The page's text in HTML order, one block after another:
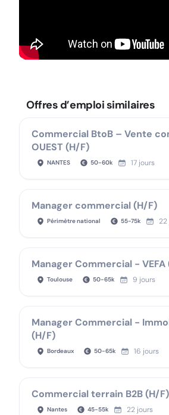
Offres d’emploi similaires
Commercial BtoB – Vente
OUEST (H/F)
NANTES 50-60k 17 jours
Manager commercial (H/F)
Périmètre national 55-75k 22
Manager Commercial - VEFA
Toulouse 50-65k 9 jours
Manager Commercial -
(H/F)
Bordeaux 50-65k 16 jours
Commercial terrain B2B (H/F)
Nantes 45-55k 22 jours